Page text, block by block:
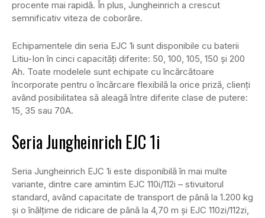
procente mai rapidă. În plus, Jungheinrich a crescut
semnificativ viteza de coborâre.
Echipamentele din seria EJC 1i sunt disponibile cu baterii
Litiu-Ion în cinci capacități diferite: 50, 100, 105, 150 și 200
Ah. Toate modelele sunt echipate cu încărcătoare
încorporate pentru o încărcare flexibilă la orice priză, clienți
având posibilitatea să aleagă între diferite clase de putere:
15, 35 sau 70A.
Seria Jungheinrich EJC 1i
Seria Jungheinrich EJC 1i este disponibilă în mai multe
variante, dintre care amintim EJC 110i/112i – stivuitorul
standard, având capacitate de transport de până la 1.200 kg
și o înălțime de ridicare de până la 4,70 m și EJC 110zi/112zi,